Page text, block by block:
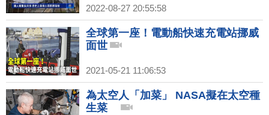
2022-08-27 20:55:58
全球第一座！電動船快速充電站挪威
面世
2021-05-21 11:06:53
為太空人「加菜」 NASA擬在太空種
生菜